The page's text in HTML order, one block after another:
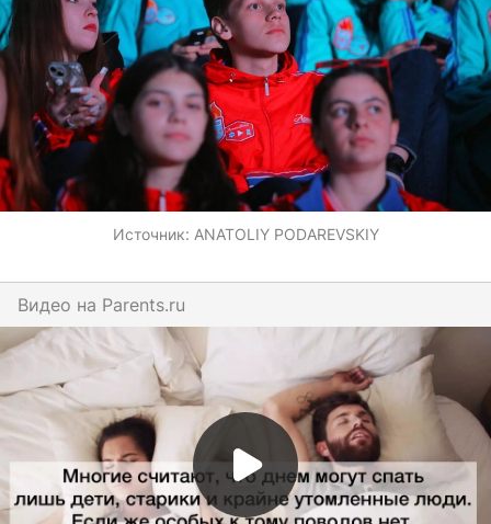
Источник: ANATOLIY PODAREVSKIY
Видео на parents.ru